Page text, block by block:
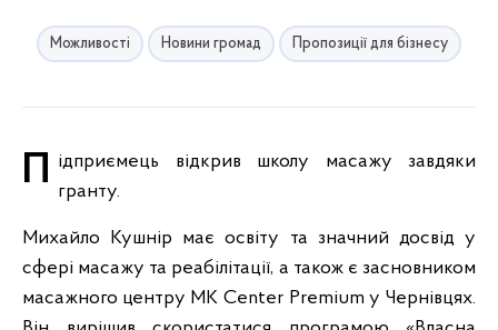
Можливості Новини громад Пропозиції для бізнесу
Підприємець відкрив школу масажу завдяки гранту.
Михайло Кушнір має освіту та значний досвід у
сфері масажу та реабілітації, а також є засновником
масажного центру MK Center Premium у Чернівцях.